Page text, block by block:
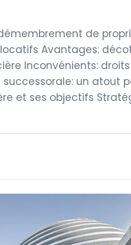
démembrement de
Avantages:
Inconvénients:
un atout
et ses objectifs